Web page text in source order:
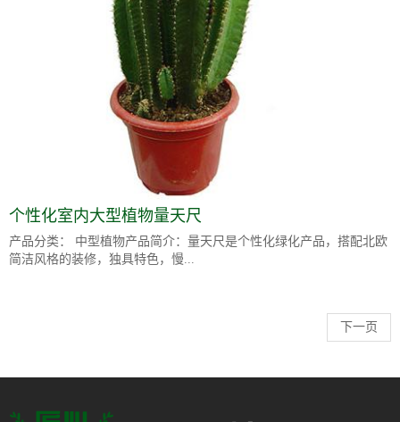
个性化室内大型植物量天尺
产品分类： 中型植物产品简介：量天尺是个性化绿化产品，搭配北欧
简洁风格的装修，独具特色，慢...
下一页